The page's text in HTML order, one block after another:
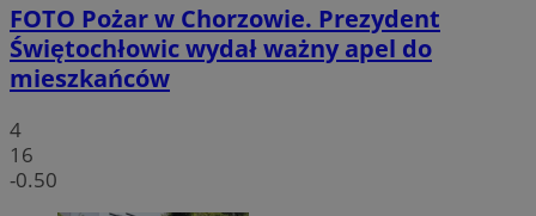
FOTO Pożar w Chorzowie. Prezydent
Świętochłowic wydał ważny apel do
mieszkańców
4
16
-0.50